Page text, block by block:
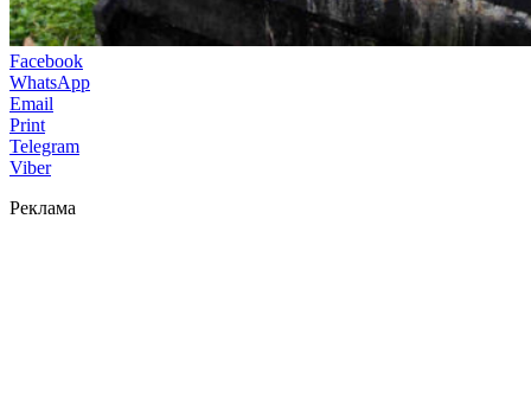
Facebook
WhatsApp
Email
Print
Telegram
Viber
Реклама